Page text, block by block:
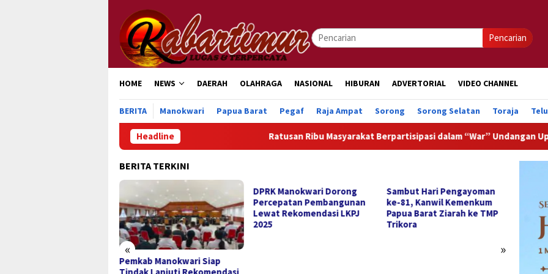
konten
Pencarian
HOME NEWS DAERAH OLAHRAGA NASIONAL HIBURAN ADVERTORIAL VIDEO CHANNEL
BERITA Manokwari Papua Barat Pegaf Raja Ampat Sorong Sorong Selatan Toraja
Headline Ratusan Ribu Masyarakat Berpartisipasi dalam “War” Undangan Upacara HUT
BERITA TERKINI
« »
Pemkab Manokwari Siap
DPRK Manokwari Dorong
Percepatan Pembangunan
Lewat Rekomendasi LKPJ
2025
Sambut Hari Pengayoman
ke-81, Kanwil Kemenkum
Papua Barat Ziarah ke TMP
Trikora
2025